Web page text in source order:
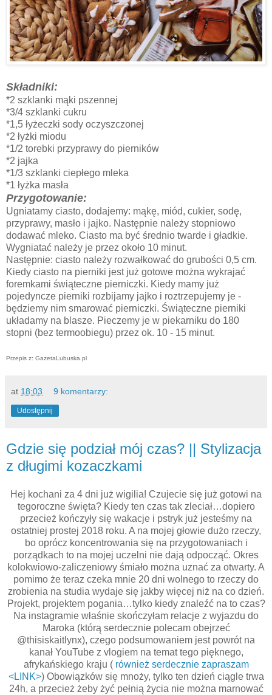
Składniki:
*2 szklanki mąki pszennej
*3/4 szklanki cukru
*1,5 łyżeczki sody oczyszczonej
*2 łyżki miodu
*1/2 torebki przyprawy do pierników
*2 jajka
*1/3 szklanki ciepłego mleka
*1 łyżka masła
Przygotowanie:
Ugniatamy ciasto, dodajemy: mąkę, miód, cukier, sodę,
przyprawy, masło i jajko. Następnie należy stopniowo
dodawać mleko. Ciasto ma być średnio twarde i gładkie.
Wygniatać należy je przez około 10 minut.
Następnie: ciasto należy rozwałkować do grubości 0,5 cm.
Kiedy ciasto na pierniki jest już gotowe można wykrajać
foremkami świąteczne pierniczki. Kiedy mamy już
pojedyncze pierniki rozbijamy jajko i roztrzepujemy je -
będziemy nim smarować pierniczki. Świąteczne pierniki
układamy na blasze. Pieczemy je w piekarniku do 180
stopni (bez termoobiegu) przez ok. 10 - 15 minut.
Przepis z: GazetaLubuska.pl
at 18:03 9 komentarzy:
Udostępnij
Gdzie się podział mój czas? || Stylizacja
z długimi kozaczkami
Hej kochani za 4 dni już wigilia! Czujecie się już gotowi na
tegoroczne święta? Kiedy ten czas tak zleciał…dopiero
przecież kończyły się wakacje i pstryk już jesteśmy na
ostatniej prostej 2018 roku. A na mojej głowie dużo rzeczy,
bo oprócz koncentrowania się na przygotowaniach i
porządkach to na mojej uczelni nie dają odpocząć. Okres
kolokwiowo-zaliczeniowy śmiało można uznać za otwarty. A
pomimo że teraz czeka mnie 20 dni wolnego to rzeczy do
zrobienia na studia wydaje się jakby więcej niż na co dzień.
Projekt, projektem pogania…tylko kiedy znaleźć na to czas?
Na instagramie właśnie skończyłam relacje z wyjazdu do
Maroka (którą serdecznie polecam obejrzeć
@thisiskaitlynx), czego podsumowaniem jest powrót na
kanał YouTube z vlogiem na temat tego pięknego,
afrykańskiego kraju ( również serdecznie zapraszam
<LINK>) Obowiązków się mnoży, tylko ten dzień ciągle trwa
24h, a przecież żeby żyć pełnią życia nie można marnować